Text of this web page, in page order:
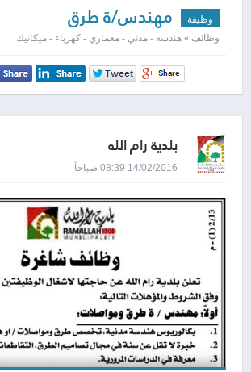
وظيفة مهندس/ة طرق
وظائف » هندسه - مدني - معماري - كهرباء - ميكانيك
بلدية رام الله
14/02/2016 08:39 صباحاً